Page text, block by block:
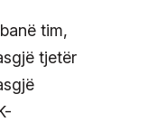
tim,
tjetër